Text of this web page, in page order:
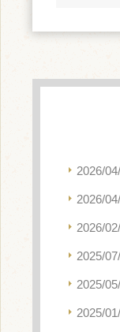
2026/
2026/
2026/
2025/
2025/
2025/